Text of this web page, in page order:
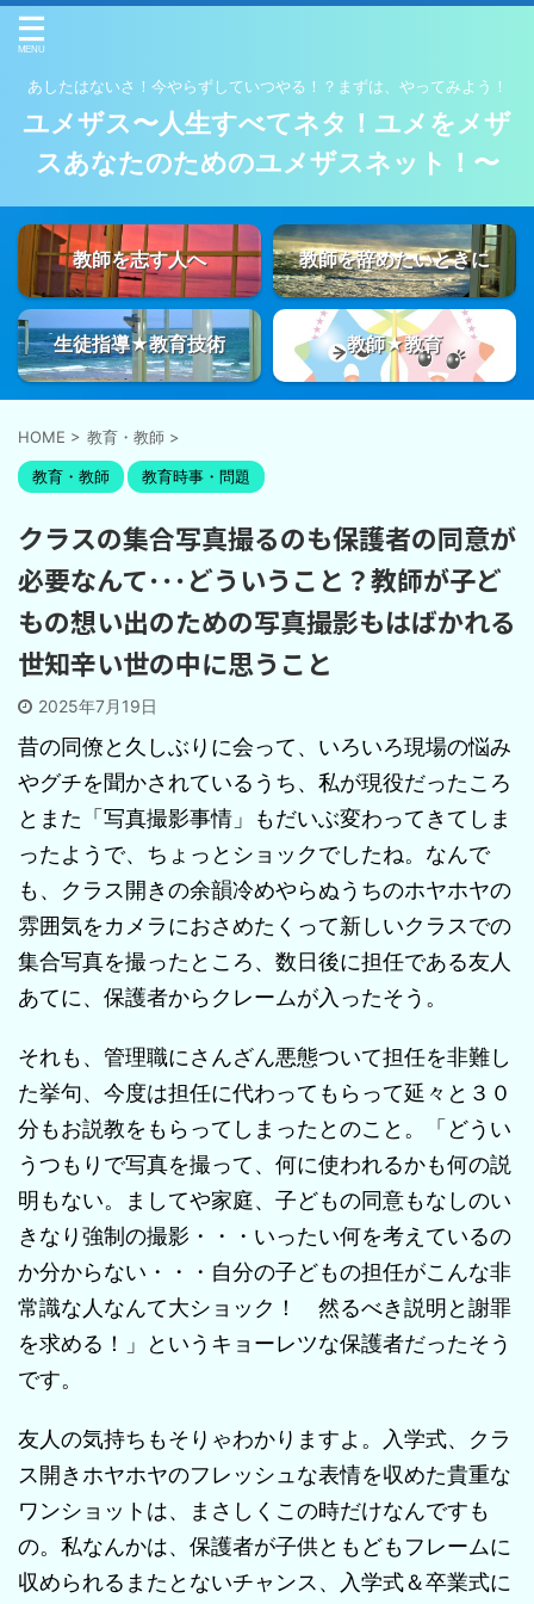
あしたはないさ！今やらずしていつやる！？まずは、やってみよう！
ユメザス〜人生すべてネタ！ユメをメザ
スあなたのためのユメザスネット！〜
教師を志す人へ 教師を辞めたいときに
生徒指導★教育技術 教師★教育
HOME > 教育・教師 >
教育・教師 教育時事・問題
クラスの集合写真撮るのも保護者の同意が
必要なんて･･･どういうこと？教師が子ど
もの想い出のための写真撮影もはばかれる
世知辛い世の中に思うこと
2025年7月19日
昔の同僚と久しぶりに会って、いろいろ現場の悩み
やグチを聞かされているうち、私が現役だったころ
とまた「写真撮影事情」もだいぶ変わってきてしま
ったようで、ちょっとショックでしたね。なんで
も、クラス開きの余韻冷めやらぬうちのホヤホヤの
雰囲気をカメラにおさめたくって新しいクラスでの
集合写真を撮ったところ、数日後に担任である友人
あてに、保護者からクレームが入ったそう。
それも、管理職にさんざん悪態ついて担任を非難し
た挙句、今度は担任に代わってもらって延々と３０
分もお説教をもらってしまったとのこと。「どうい
うつもりで写真を撮って、何に使われるかも何の説
明もない。ましてや家庭、子どもの同意もなしのい
きなり強制の撮影・・・いったい何を考えているの
か分からない・・・自分の子どもの担任がこんな非
常識な人なんて大ショック！ 然るべき説明と謝罪
を求める！」というキョーレツな保護者だったそう
です。
友人の気持ちもそりゃわかりますよ。入学式、クラ
ス開きホヤホヤのフレッシュな表情を収めた貴重な
ワンショットは、まさしくこの時だけなんですも
の。私なんかは、保護者が子供ともどもフレームに
収められるまたとないチャンス、入学式＆卒業式に